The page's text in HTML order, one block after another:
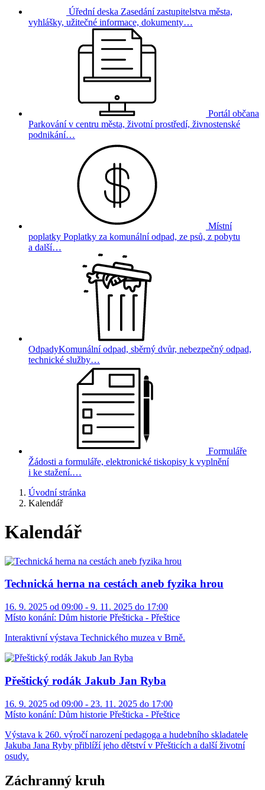
Úřední deska Zasedání zastupitelstva města,
vyhlášky, užitečné informace, dokumenty…
Portál občana
Parkování v centru města, životní prostředí, živnostenské
podnikání…
Místní
poplatky Poplatky za komunální odpad, ze psů, z pobytu
a další…
OdpadyKomunální odpad, sběrný dvůr, nebezpečný odpad,
technické služby…
Formuláře
Žádosti a formuláře, elektronické tiskopisy k vyplnění
i ke stažení.…
Úvodní stránka
Kalendář
Kalendář
Technická herna na cestách aneb fyzika hrou
16. 9. 2025 od 09:00 - 9. 11. 2025 do 17:00
Místo konání: Dům historie Přešticka - Přeštice
Interaktivní výstava Technického muzea v Brně.
Přeštický rodák Jakub Jan Ryba
16. 9. 2025 od 09:00 - 23. 11. 2025 do 17:00
Místo konání: Dům historie Přešticka - Přeštice
Výstava k 260. výročí narození pedagoga a hudebního skladatele
Jakuba Jana Ryby přiblíží jeho dětství v Přešticích a další životní
osudy.
Záchranný kruh